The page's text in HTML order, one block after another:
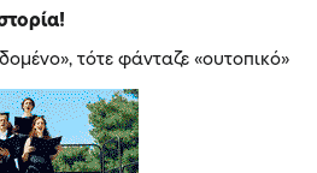
τότε φάνταζε «ουτοπικό»